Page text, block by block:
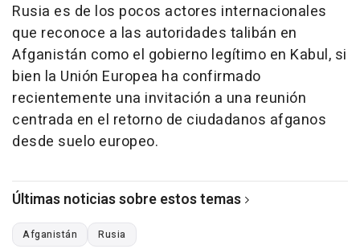
Rusia es de los pocos actores internacionales
que reconoce a las autoridades talibán en
Afganistán como el gobierno legítimo en Kabul, si
bien la Unión Europea ha confirmado
recientemente una invitación a una reunión
centrada en el retorno de ciudadanos afganos
desde suelo europeo.
Últimas noticias sobre estos temas
Afganistán Rusia